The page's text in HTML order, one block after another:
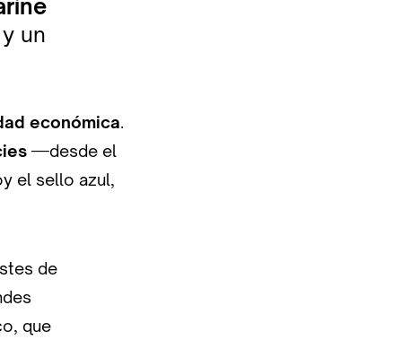
un
económica.
—desde el
el sello azul,
de
que